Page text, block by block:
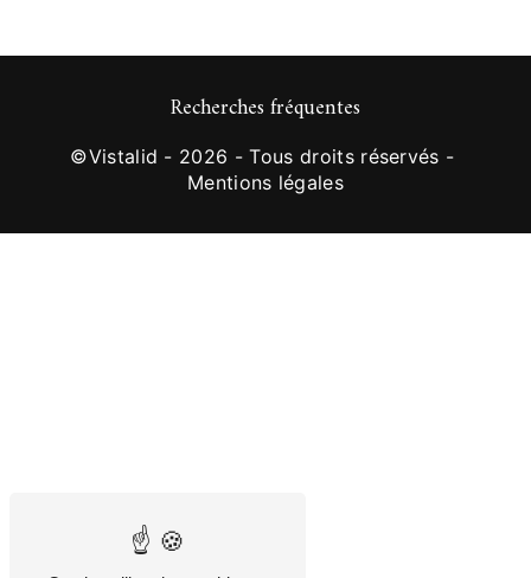
Recherches fréquentes
©Vistalid - 2026 - Tous droits réservés -
Mentions légales